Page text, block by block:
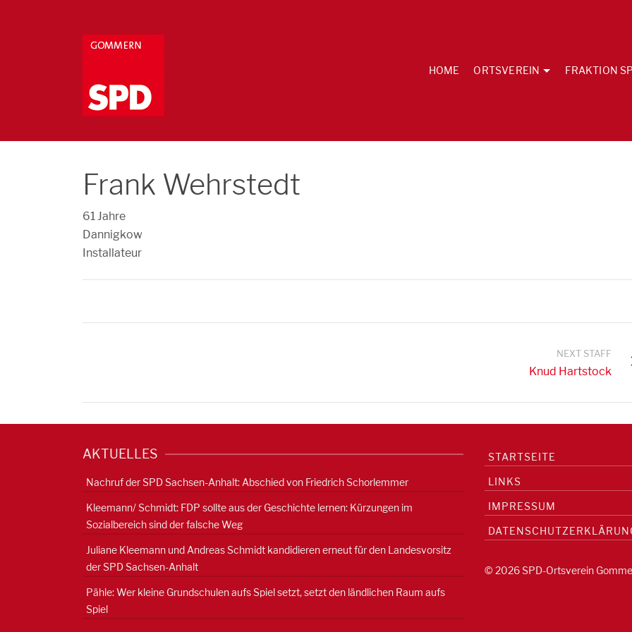
HOME ORTSVEREIN FRAKTION
Frank Wehrstedt
61 Jahre
Dannigkow
Installateur
NEXT STAFF
Knud Hartstock
AKTUELLES
Nachruf der SPD Sachsen-Anhalt: Abschied von Friedrich Schorlemmer
Kleemann/ Schmidt: FDP sollte aus der Geschichte lernen: Kürzungen im
Sozialbereich sind der falsche Weg
Juliane Kleemann und Andreas Schmidt kandidieren erneut für den Landesvorsitz
der SPD Sachsen-Anhalt
Pähle: Wer kleine Grundschulen aufs Spiel setzt, setzt den ländlichen Raum aufs
Spiel
STARTSEITE
LINKS
IMPRESSUM
© 2026 SPD-Ortsverein